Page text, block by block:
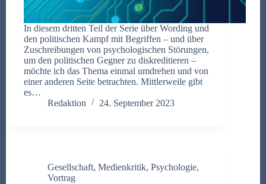
In diesem dritten Teil der Serie über Wording und
den politischen Kampf mit Begriffen – und über
Zuschreibungen von psychologischen Störungen,
um den politischen Gegner zu diskreditieren –
möchte ich das Thema einmal umdrehen und von
einer anderen Seite betrachten. Mittlerweile gibt
es…
Redaktion
24. September 2023
Gesellschaft, Medienkritik, Psychologie,
Vortrag